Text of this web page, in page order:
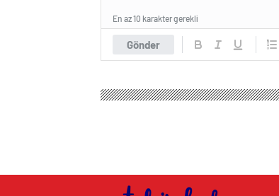
Gönder
En az 10 karakter gerekli